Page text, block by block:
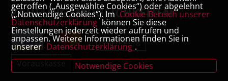
ZAHLUNGSMÖGLICHKEITEN
Rechnung
Vorauskasse
getroffen („Ausgewählte Cookies“) oder abgelehnt
(„Notwendige Cookies“). Im Cookie-Bereich unserer
Datenschutzerklärung können Sie diese
Einstellungen jederzeit wieder aufrufen und
anpassen. Weitere Informationen finden Sie in
unserer Datenschutzerklärung .
Notwendige Cookies